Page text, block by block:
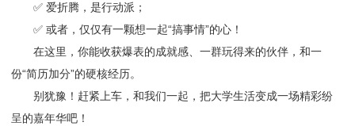
✅ 爱折腾，是行动派；
✅ 或者，仅仅有一颗想一起“搞事情”的心！
在这里，你能收获爆表的成就感、一群玩得来的伙伴，和一
份“简历加分”的硬核经历。
别犹豫！赶紧上车，和我们一起，把大学生活变成一场精彩纷
呈的嘉年华吧！